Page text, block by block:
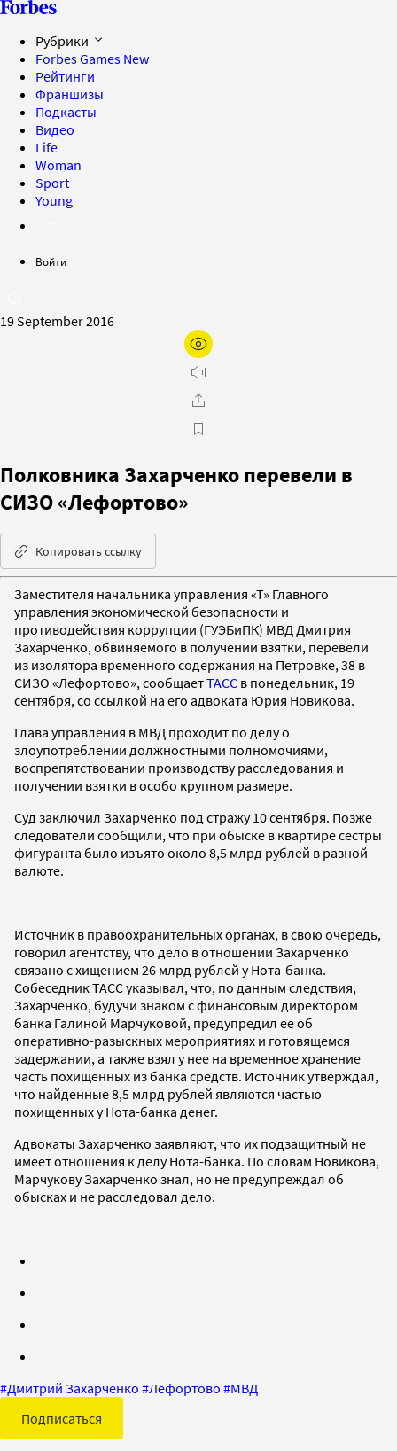
Рубрики
Forbes Games New
Рейтинги
Франшизы
Подкасты
Видео
Life
Woman
Sport
Young
Войти
19 September 2016
Полковника Захарченко перевели в
СИЗО «Лефортово»
Копировать ссылку
Заместителя начальника управления «Т» Главного
управления экономической безопасности и
противодействия коррупции (ГУЭБиПК) МВД Дмитрия
Захарченко, обвиняемого в получении взятки, перевели
из изолятора временного содержания на Петровке, 38 в
СИЗО «Лефортово», сообщаетТАСС в понедельник, 19
сентября, со ссылкой на его адвоката Юрия Новикова.
Глава управления в МВД проходит по делу о
злоупотреблении должностными полномочиями,
воспрепятствовании производству расследования и
получении взятки в особо крупном размере.
Суд заключил Захарченко под стражу 10 сентября. Позже
следователи сообщили, что при обыске в квартире сестры
фигуранта было изъято около 8,5 млрд рублей в разной
валюте.
Источник в правоохранительных органах, в свою очередь,
говорил агентству, что дело в отношении Захарченко
связано с хищением 26 млрд рублей у Нота-банка.
Собеседник ТАСС указывал, что, по данным следствия,
Захарченко, будучи знаком с финансовым директором
банка Галиной Марчуковой, предупредил ее об
оперативно-разыскных мероприятиях и готовящемся
задержании, а также взял у нее на временное хранение
часть похищенных из банка средств. Источник утверждал,
что найденные 8,5 млрд рублей являются частью
похищенных у Нота-банка денег.
Адвокаты Захарченко заявляют, что их подзащитный не
имеет отношения к делу Нота-банка. По словам Новикова,
Марчукову Захарченко знал, но не предупреждал об
обысках и не расследовал дело.
#Дмитрий Захарченко #Лефортово #МВД
Подписаться